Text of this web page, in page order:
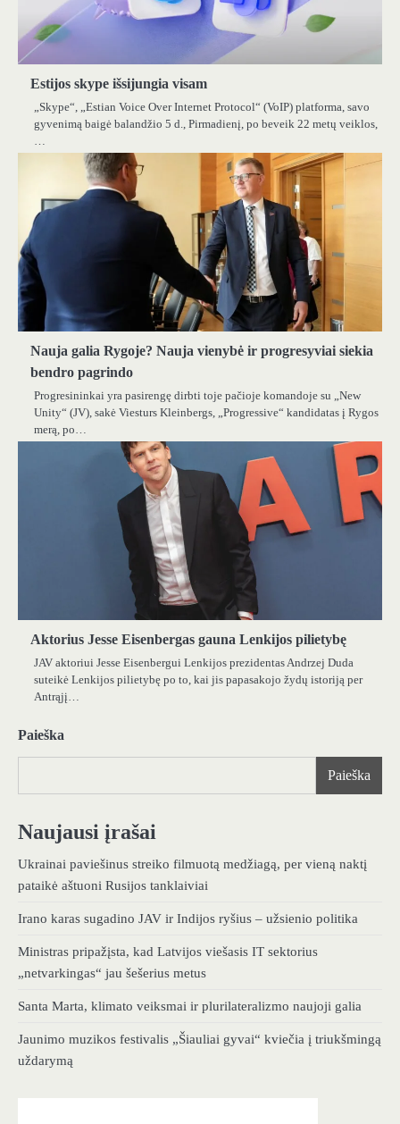
Estijos skype išsijungia visam
„Skype“, „Estian Voice Over Internet Protocol“ (VoIP) platforma, savo
gyvenimą baigė balandžio 5 d., Pirmadienį, po beveik 22 metų veiklos,
Nauja galia Rygoje? Nauja vienybė ir progresyviai siekia
bendro pagrindo
Progresininkai yra pasirengę dirbti toje pačioje komandoje su „New
Unity“ (JV), sakė Viesturs Kleinbergs, „Progressive“ kandidatas į Rygos
merą, po…
Aktorius Jesse Eisenbergas gauna Lenkijos pilietybę
JAV aktoriui Jesse Eisenbergui Lenkijos prezidentas Andrzej Duda
suteikė Lenkijos pilietybę po to, kai jis papasakojo žydų istoriją per
Antrąjį…
Paieška
Paieška
Naujausi įrašai
Ukrainai paviešinus streiko filmuotą medžiagą, per vieną naktį
pataikė aštuoni Rusijos tanklaiviai
Irano karas sugadino JAV ir Indijos ryšius – užsienio politika
Ministras pripažįsta, kad Latvijos viešasis IT sektorius
„netvarkingas“ jau šešerius metus
Santa Marta, klimato veiksmai ir plurilateralizmo naujoji galia
Jaunimo muzikos festivalis „Šiauliai gyvai“ kviečia į triukšmingą
uždarymą